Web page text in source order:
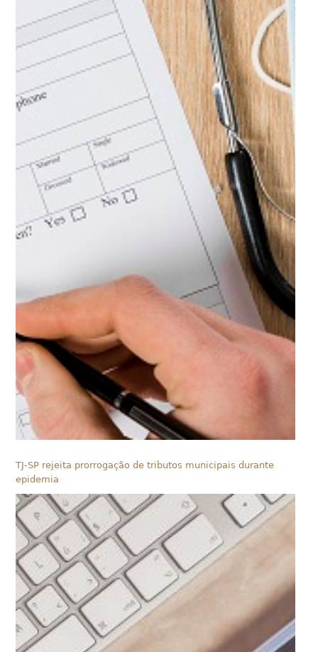
TJ-SP rejeita prorrogação de tributos municipais durante
epidemia